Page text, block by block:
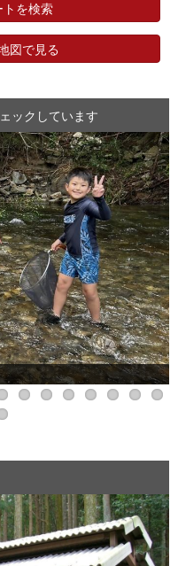
トを検索
図で見る
ックしています